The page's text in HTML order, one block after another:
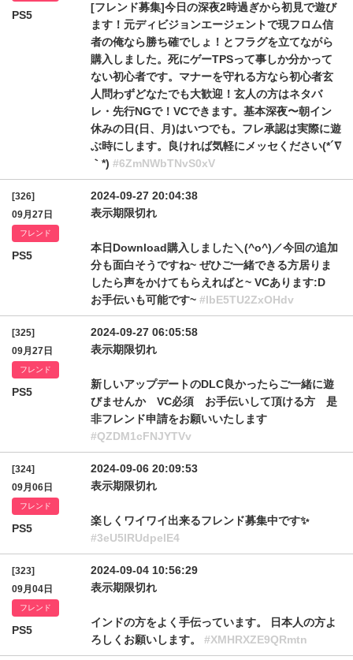
PS5
[フレンド募集]今日の深夜2時過ぎから初見で遊び
ます！元ディビジョンエージェントで現フロム信
者の俺なら勝ち確でしょ！とフラグを立てながら
購入しました。死にゲーTPSって事しか分かって
ない初心者です。マナーを守れる方なら初心者玄
人問わずどなたでも大歓迎！玄人の方はネタバ
レ・先行NGで！VCできます。基本深夜〜朝イン
休みの日(日、月)はいつでも。フレ承認は実際に遊
ぶ時にします。良ければ気軽にメッセください(*´∇
｀*) #6ZmNWbTNvS0xV
[326]
09月27日
フレンド
PS5
2024-09-27 20:04:38
表示期限切れ
本日Download購入しました＼(^o^)／今回の追加
分も面白そうですね~ ぜひご一緒できる方居りま
したら声をかけてもらえればと~ VCあります:D
お手伝いも可能です~ #lbE5TU2ZxOHdv
[325]
09月27日
フレンド
PS5
2024-09-27 06:05:58
表示期限切れ
新しいアップデートのDLC良かったらご一緒に遊
びませんか VC必須 お手伝いして頂ける方 是
非フレンド申請をお願いいたします
#QZDM1cFNJYTVv
[324]
09月06日
フレンド
PS5
2024-09-06 20:09:53
表示期限切れ
楽しくワイワイ出来るフレンド募集中です✨
#3eU5lRUdpelE4
[323]
09月04日
フレンド
PS5
2024-09-04 10:56:29
表示期限切れ
インドの方をよく手伝っています。 日本人の方よ
ろしくお願いします。 #XMHRXZE9QRmtn